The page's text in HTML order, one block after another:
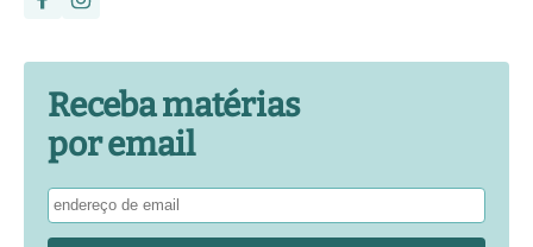
Receba matérias
por email